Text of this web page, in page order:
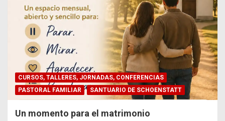
CURSOS, TALLERES, JORNADAS, CONFERENCIAS
PASTORAL FAMILIAR
SANTUARIO DE SCHOENSTATT
Un momento para el matrimonio